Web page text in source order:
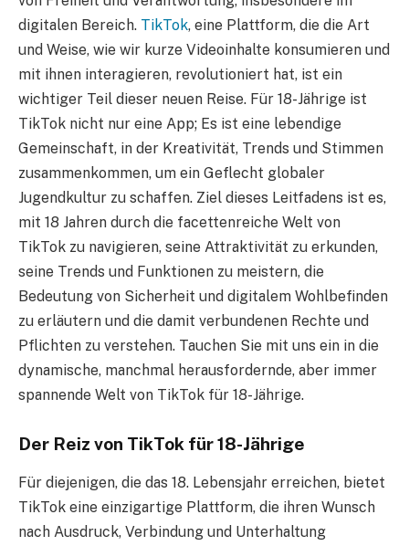
digitalen Bereich. TikTok, eine Plattform, die die Art
und Weise, wie wir kurze Videoinhalte konsumieren und
mit ihnen interagieren, revolutioniert hat, ist ein
wichtiger Teil dieser neuen Reise. Für 18-Jährige ist
TikTok nicht nur eine App; Es ist eine lebendige
Gemeinschaft, in der Kreativität, Trends und Stimmen
zusammenkommen, um ein Geflecht globaler
Jugendkultur zu schaffen. Ziel dieses Leitfadens ist es,
mit 18 Jahren durch die facettenreiche Welt von
TikTok zu navigieren, seine Attraktivität zu erkunden,
seine Trends und Funktionen zu meistern, die
Bedeutung von Sicherheit und digitalem Wohlbefinden
zu erläutern und die damit verbundenen Rechte und
Pflichten zu verstehen. Tauchen Sie mit uns ein in die
dynamische, manchmal herausfordernde, aber immer
spannende Welt von TikTok für 18-Jährige.
Der Reiz von TikTok für 18-Jährige
Für diejenigen, die das 18. Lebensjahr erreichen, bietet
TikTok eine einzigartige Plattform, die ihren Wunsch
nach Ausdruck, Verbindung und Unterhaltung